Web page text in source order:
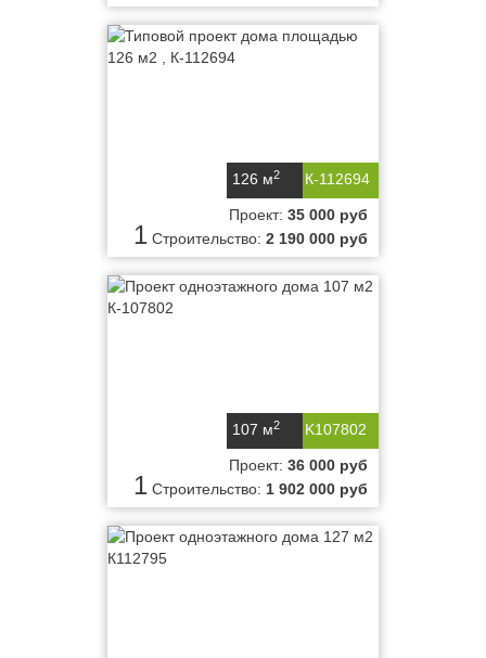
К-112694
126 м2
1
Проект: 35 000 руб
Строительство: 2 190 000 руб
K107802
107 м2
1
Проект: 36 000 руб
Строительство: 1 902 000 руб